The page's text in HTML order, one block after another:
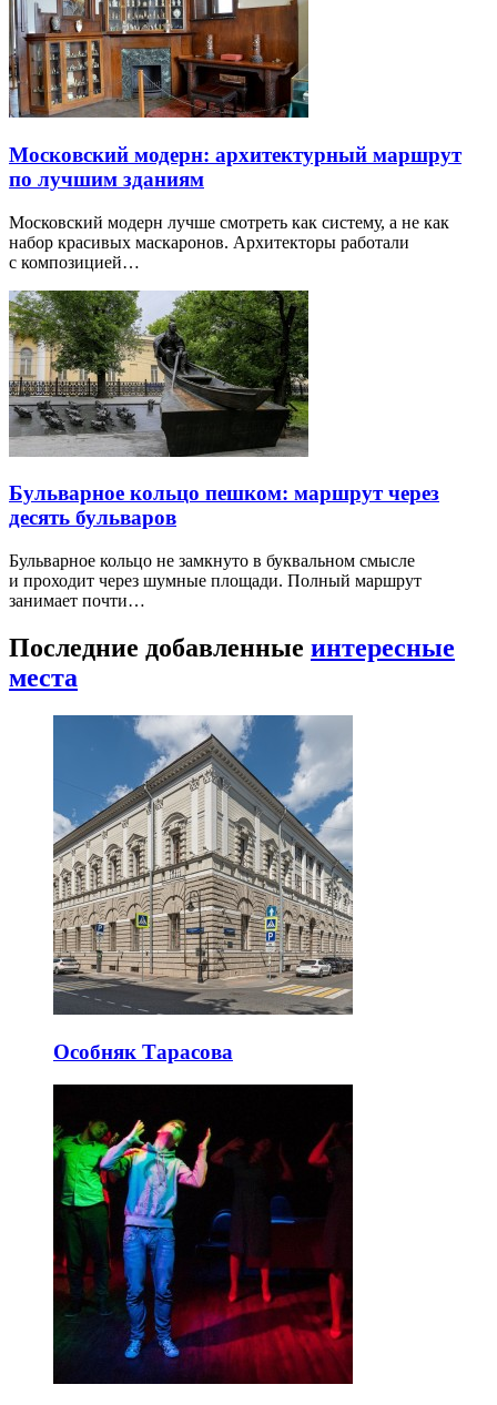
Московский модерн: архитектурный маршрут
по лучшим зданиям
Московский модерн лучше смотреть как систему, а не как
набор красивых маскаронов. Архитекторы работали
с композицией…
Бульварное кольцо пешком: маршрут через
десять бульваров
Бульварное кольцо не замкнуто в буквальном смысле
и проходит через шумные площади. Полный маршрут
занимает почти…
Последние добавленные интересные
места
Особняк Тарасова